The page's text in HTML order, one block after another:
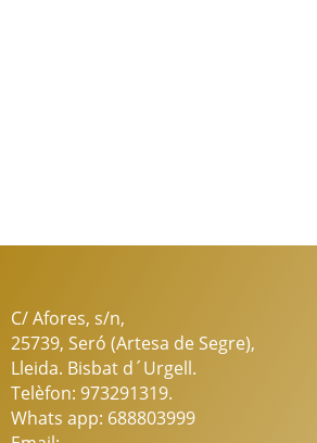
C/ Afores, s/n,
25739, Seró (Artesa de Segre),
Lleida. Bisbat d´Urgell.
Telèfon: 973291319.
Whats app: 688803999